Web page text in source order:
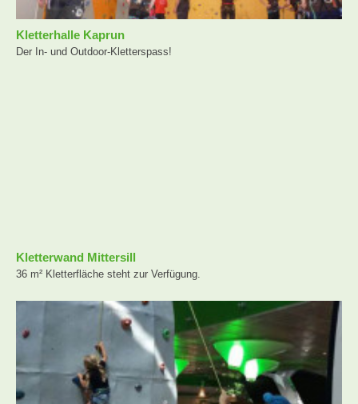
Kletterhalle Kaprun
Der In- und Outdoor-Kletterspass!
Kletterwand Mittersill
36 m² Kletterfläche steht zur Verfügung.